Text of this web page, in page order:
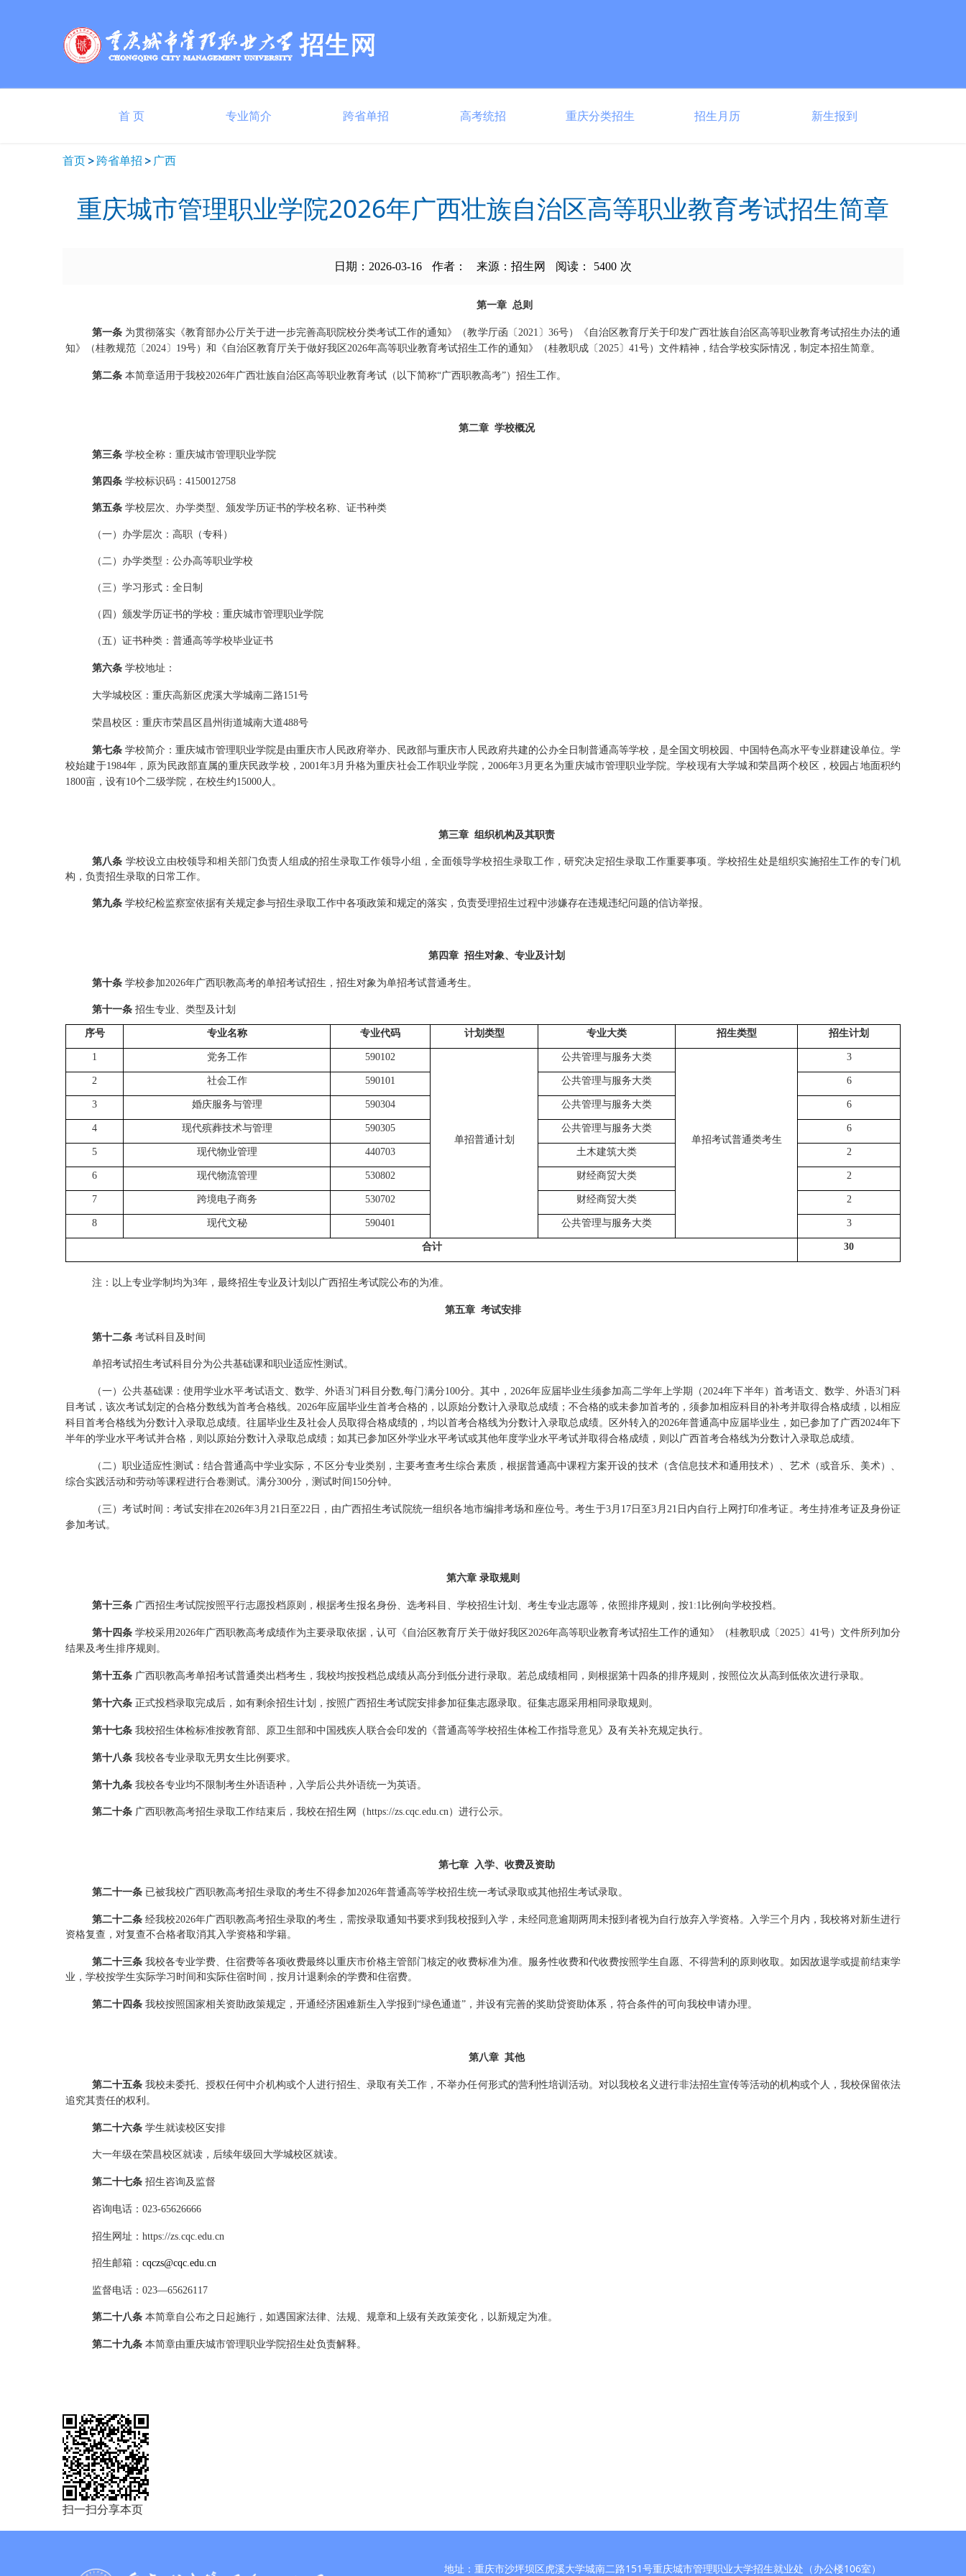
首 页 专业简介 跨省单招 高考统招 重庆分类招生 招生月历 新生报到
首页 跨省单招 广西
重庆城市管理职业学院2026年广西壮族自治区高等职业教育考试招生简章
日期：2026-03-16 作者： 来源：招生网 阅读： 5400 次
第一章 总则
第一条 为贯彻落实《教育部办公厅关于进一步完善高职院校分类考试工作的通知》（教学厅函〔 2021 〕 36号）《自治区教育厅关于印发广西壮族自治区高等职业教育考试招生办法的通
知》（桂教规范〔 2024 〕 19号）和《自治区教育厅关于做好我区2026年高等职业教育考试招生工作的通知》（桂教职成〔 2025 〕 41号）文件精神，结合学校实际情况，制定本招生简章。
第二条 本简章适用于我校2026年广西壮族自治区高等职业教育考试 （以下简称“广西职教高考”）招生工作。
第二章 学校概况
第三条 学校全称：重庆城市管理职业学院
第四条 学校标识码： 4150012758
第五条 学校层次、办学类型、颁发学历证书的学校名称、证书种类
（一）办学层次：高职（专科）
（二）办学类型：公办高等职业学校
（三）学习形式：全日制
（四）颁发学历证书的学校：重庆城市管理职业学院
（五）证书种类：普通高等学校毕业证书
第六条 学校地址：
大学城校区：重庆高新区虎溪大学城南二路151号
荣昌校区：重庆市荣昌区昌州街道城南大道488号
第七条 学校简介：重庆城市管理职业学院是由重庆市人民政府举办、民政部与重庆市人民政府共建的公办全日制普通高等学校，是全国文明校园、中国特色高水平专业群建设单位。学
校始建于1984年，原为民政部直属的重庆民政学校， 2001年3月升格为重庆社会工作职业学院，2006年3 月更名为重庆城市管理职业学院。学校现有大学城和荣昌两个校区，校园占地面积约
1800亩，设有10个二级学院，在校生约15000人。
第三章 组织机构及其职责
第八条 学校设立由校领导和相关部门负责人组成的招生录取工作领导小组，全面领导学校招生录取工作，研究决定招生录取 工作重要事项。学校招生处是组织实施招生工作的专门机
构，负责招生录取 的日常工作。
第九条 学校纪检监察室依据有关规定参与招生录取工作中各项政策和规定的落实，负责受理招生过程中涉嫌存在违规违纪问题的信访举报。
第四章 招生对象、专业及计划
第十条 学校参加2026年广西职教高考的单招考试招生 ， 招生对象为单招考试普通考生。
第十一条 招生专业、 类型及计划
序号 专业名称 专业代码 计划类型 专业大类 招生类型 招生计划
1 党务工作 590102
单招普通计划
公共管理与服务大类
单招考试普通类考生
3
2 社会工作 590101 公共管理与服务大类 6
3 婚庆服务与管理 590304 公共管理与服务大类 6
4 现代殡葬技术与管理 590305 公共管理与服务大类 6
5 现代物业管理 440703 土木建筑大类 2
6 现代物流管理 530802 财经商贸大类 2
7 跨境电子商务 530702 财经商贸大类 2
8 现代文秘 590401 公共管理与服务大类 3
合计 30
注： 以上专业学制均为3年，最终招生专业及计划以广西招生考试院公布的为准。
第五章 考试安排
第十二条 考试科目 及时间
单招考试招生考试科目分为公共基础课和职业适应性测试。
（一）公共基础课： 使用学业水平考试语文、数学、外语3门科目分数,每门满分100分。其中 ，2026年应届毕业生须参加高二学年上学期 （2024年下半年） 首考语文、数学、外语3门科
目考试 ， 该次考试划定的合格分数线为首考合格线。2026年应届毕业生首考合格的 ， 以原始分数计入录取总成绩 ； 不合格的或未参加首考的 ， 须参加相应科目的补考并取得合格成绩 ， 以相应
科目首考合格线为分数计入录取总成绩。往届毕业生及社会人员取得合格成绩的 ， 均以首考合格线为分数计入录取总成绩。区外转入的2026年普通高中应届毕业生 ， 如已参加了 广西2024年下
半年的学业水平考试并合格 ， 则以原始分数计入录取总成绩 ； 如其已参加区外学业水平考试或其他年度学业水平考试并取得合格成绩 ， 则以广西首考合格线为分数计入录取总成绩。
（二）职业适应性测试： 结合普通高中学业实际 ，不区分专业类别 ， 主要考查考生综合素质， 根据普通高中课程方案开设的技术（含信息技术和通用技术） 、艺术（或音乐、美术） 、
综合实践活动和劳动等课程进行合卷测试。满分300分 ， 测试时间150分钟。
（三）考试时间 ：考试安排在2026年3月 21 日至22 日 ， 由广西招生考试院统一组织各地市编排考场和座位号。考生于3月 17 日至3 月 21 日内自行上网打印准考证。考生持准考证及身份证
参加考试。
第六章 录取规则
第十三条 广西招生考试院按照平行志愿投档原则，根据考生报名身份、选考科目、学校招生计划、考生专业志愿等，依照排序规则，按1:1 比例向学校投档。
第十 四条 学校采用2026年广西职教高考成绩作为主要录取依据，认可《自治区教育厅关于做好我区2026年高等职业教育考试招生工作的通知》（桂教职成〔 2025〕 41号）文件所列加分
结果及考生排序规则。
第十五条 广西职教高考单招考试普通类出档考生 ， 我校均按投档总成绩从高分到 低分进行录取。若总成绩相同，则根据第十四条的排序规则，按照位次从高到 低依次进行录取。
第十六条 正式投档录取完成后，如有剩余招生计划，按照广西招生考试院安排参加征集志愿录取。征集志愿采用相同录取规则。
第十七条 我校招生体检标准按教育部、原卫生部和中国残疾人联合会印发的《普通高等学校招生体检工作指导意见》及有关补充规定执行。
第十八条 我校各专业录取无男女生比例要求。
第十九条 我校各专业均不限制考生外语语种，入学后公共外语统一为英语。
第二十条 广西职教高考招生录取工作结束后， 我校在招生网（https://zs.cqc.edu.cn） 进行公示。
第七章 入学、收费及资助
第二十一条 已被我校广西职教高考招生录取的考生不得参加2026年普通高等学校招生统一考试录取或其他招生考试录取。
第二十二条 经我校2026年广西职教高考招生录取的考生，需按录取通知书要求到我校报到入学，未经同意逾期两周未报到者视为自行放弃入学资格。入学三个月内，我校将对新生进行
资格复查 ，对复查不合格者取消其入学资格和学籍。
第二十三条 我校各专业学费、住宿费等各项收费最终以重庆市价格主管部门核定的收费标准为准。 服务性收费和代收费按照学生自愿、不得营利的原则收取。 如因故退学或提前结束学
业，学校按学生实际学习时间和实际住宿时间，按月计退剩余的学费和住宿费。
第二十 四条 我校按照国家相关资助政策规定，开通经济困难新生入学报到 “绿色通道”，并设有完善的奖助贷资助体系，符合条件的可向我校申请办理。
第八章 其他
第二十五条 我校未委托、授权任何中介机构或个人进行招生、录取有关工作，不举办任何形式的营利性培训活动。对以我校名义进行非法招生宣传等活动的机构或个人，我校保留依法
追究其责任的权利。
第二十六条 学生就读校区安排
大一年级在荣昌校区就读，后续年级回大学城校区就读。
第二十七条 招生咨询及监督
咨询电话： 023-65626666
招生网址： https://zs.cqc.edu.cn
招生邮箱： cqczs@cqc.edu.cn
监督电话： 023—65626117
第二十八条 本简章自公布之日起施行，如遇国家法律、法规、规章和上级有关政策变化，以新规定为准。
第二十九条 本简章由重庆城市管理职业学院招生处负责解释。
扫一扫分享本页
地址：重庆市沙坪坝区虎溪大学城南二路151号重庆城市管理职业大学招生就业处（办公楼106室）